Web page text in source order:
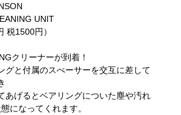
UNIT
税1500円）
クリーナーが到着！
グと付属のスぺーサーを交互に差して
あげるとベアリングについた塵や汚れ
になってくれます。